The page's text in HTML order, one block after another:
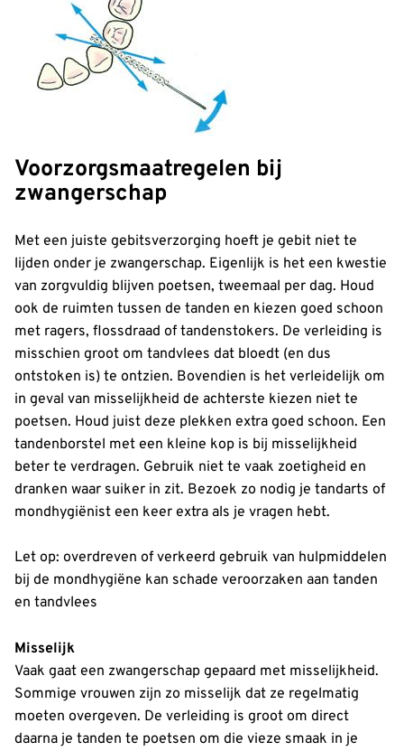
Voorzorgsmaatregelen bij
zwangerschap
Met een juiste gebitsverzorging hoeft je gebit niet te
lijden onder je zwangerschap. Eigenlijk is het een kwestie
van zorgvuldig blijven poetsen, tweemaal per dag. Houd
ook de ruimten tussen de tanden en kiezen goed schoon
met ragers, flossdraad of tandenstokers. De verleiding is
misschien groot om tandvlees dat bloedt (en dus
ontstoken is) te ontzien. Bovendien is het verleidelijk om
in geval van misselijkheid de achterste kiezen niet te
poetsen. Houd juist deze plekken extra goed schoon. Een
tandenborstel met een kleine kop is bij misselijkheid
beter te verdragen. Gebruik niet te vaak zoetigheid en
dranken waar suiker in zit. Bezoek zo nodig je tandarts of
mondhygiënist een keer extra als je vragen hebt.
Let op: overdreven of verkeerd gebruik van hulpmiddelen
bij de mondhygiëne kan schade veroorzaken aan tanden
en tandvlees
Misselijk
Vaak gaat een zwangerschap gepaard met misselijkheid.
Sommige vrouwen zijn zo misselijk dat ze regelmatig
moeten overgeven. De verleiding is groot om direct
daarna je tanden te poetsen om die vieze smaak in je